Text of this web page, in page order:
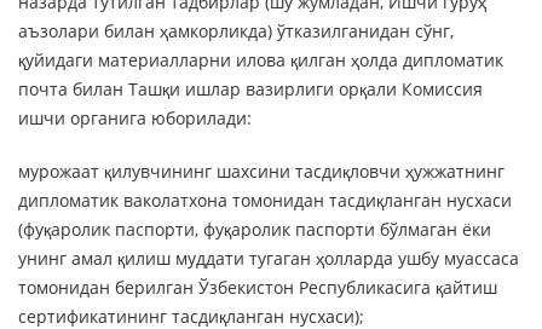
аъзолари билан ҳамкорликда) ўтказилганидан сўнг,
қуйидаги материалларни илова қилган ҳолда дипломатик
почта билан Ташқи ишлар вазирлиги орқали Комиссия
ишчи органига юборилади:
мурожаат қилувчининг шахсини тасдиқловчи ҳужжатнинг
дипломатик ваколатхона томонидан тасдиқланган нусхаси
(фуқаролик паспорти, фуқаролик паспорти бўлмаган ёки
унинг амал қилиш муддати тугаган ҳолларда ушбу муассаса
томонидан берилган Ўзбекистон Республикасига қайтиш
сертификатининг тасдиқланган нусхаси);